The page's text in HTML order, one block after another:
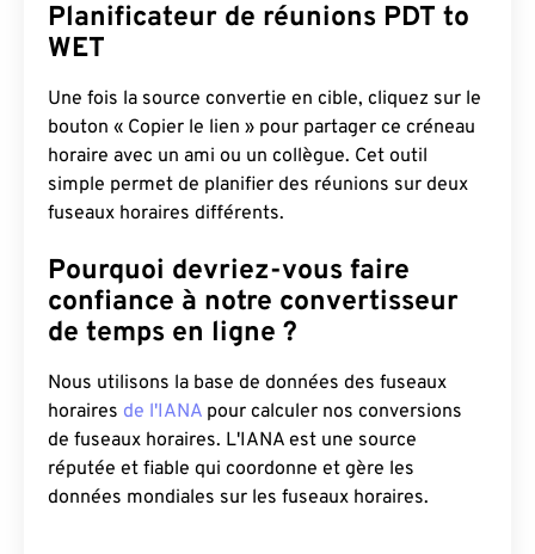
Planificateur de réunions PDT to
WET
Une fois la source convertie en cible, cliquez sur le
bouton « Copier le lien » pour partager ce créneau
horaire avec un ami ou un collègue. Cet outil
simple permet de planifier des réunions sur deux
fuseaux horaires différents.
Pourquoi devriez-vous faire
confiance à notre convertisseur
de temps en ligne ?
Nous utilisons la base de données des fuseaux
horaires de l'IANA pour calculer nos conversions
de fuseaux horaires. L'IANA est une source
réputée et fiable qui coordonne et gère les
données mondiales sur les fuseaux horaires.